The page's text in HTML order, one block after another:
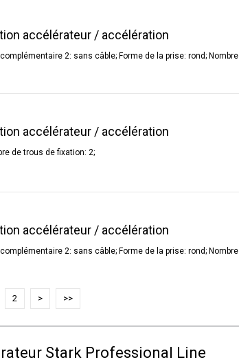
accélérateur / accélération
2: sans câble; Forme de la prise: rond; Nombre
accélérateur / accélération
de trous de fixation: 2;
accélérateur / accélération
2: sans câble; Forme de la prise: rond; Nombre
2 > >>
Stark Professional Line